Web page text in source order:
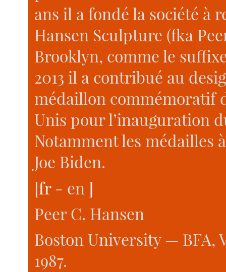
ans il a fondé la société à
Hansen Sculpture (fka
Brooklyn, comme le
2013 il a contribué au
médaillon commémoratif
Unis pour l’inauguration
Notamment les médailles
Joe Biden.
[fr- en ]
Peer C. Hansen
Boston University — BFA,
1987.